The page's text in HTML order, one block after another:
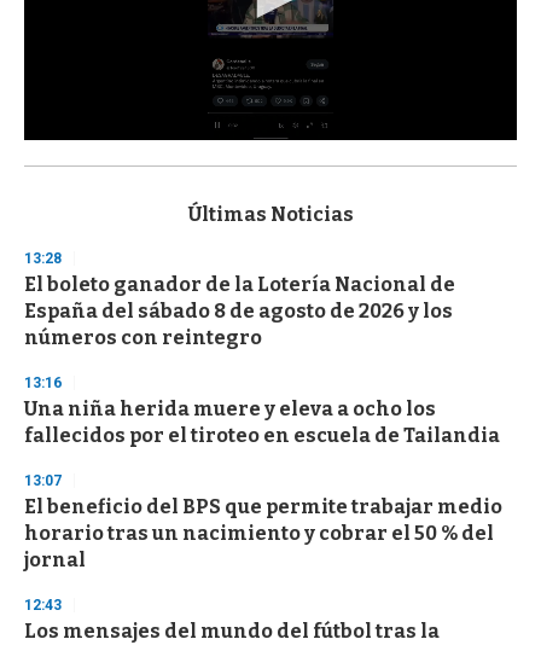
s
d
s
o
f
3
s
e
c
o
d
s
Últimas Noticias
13:28
El boleto ganador de la Lotería Nacional de
España del sábado 8 de agosto de 2026 y los
números con reintegro
13:16
Una niña herida muere y eleva a ocho los
fallecidos por el tiroteo en escuela de Tailandia
13:07
El beneficio del BPS que permite trabajar medio
horario tras un nacimiento y cobrar el 50 % del
jornal
12:43
Los mensajes del mundo del fútbol tras la